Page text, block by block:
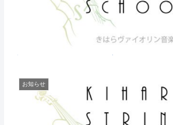
お知らせ